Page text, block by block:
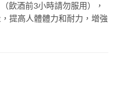
飲酒前3小時請勿服用），
提高人體體力和耐力，增強